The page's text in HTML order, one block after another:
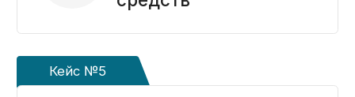
комплекс услуг
казначейского
сопровождения